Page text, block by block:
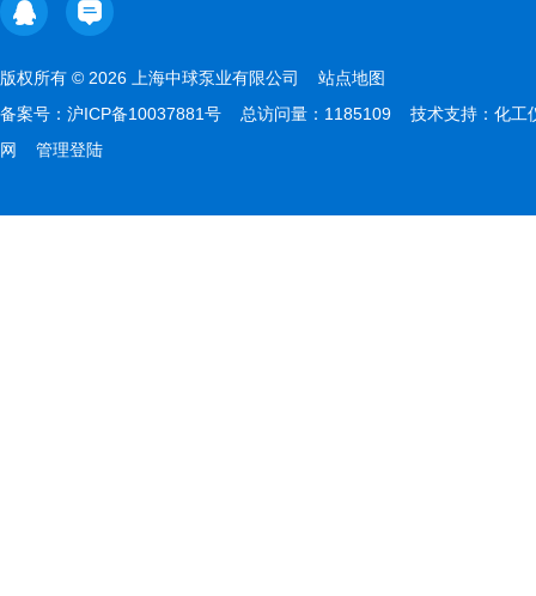
版权所有 © 2026 上海中球泵业有限公司 站点地图
备案号： 沪ICP备10037881号 总访问量：1185109 技术支持： 化工
网
管理登陆